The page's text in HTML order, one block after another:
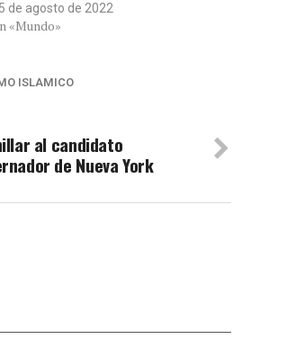
de agosto de 2022
«Mundo»
ISLAMICO
al candidato
de Nueva York